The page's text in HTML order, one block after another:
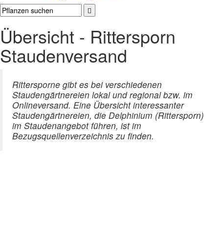
Übersicht - Rittersporn
Staudenversand
Rittersporne gibt es bei verschiedenen
Staudengärtnereien lokal und regional bzw. im
Onlineversand. Eine Übersicht interessanter
Staudengärtnereien, die Delphinium (Rittersporn)
im Staudenangebot führen, ist im
Bezugsquellenverzeichnis zu finden.